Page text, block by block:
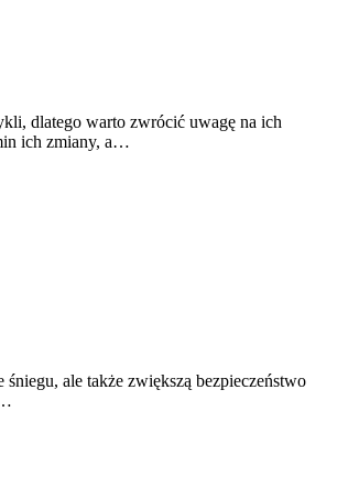
dlatego warto zwrócić uwagę na ich
ich zmiany, a…
ale także zwiększą bezpieczeństwo